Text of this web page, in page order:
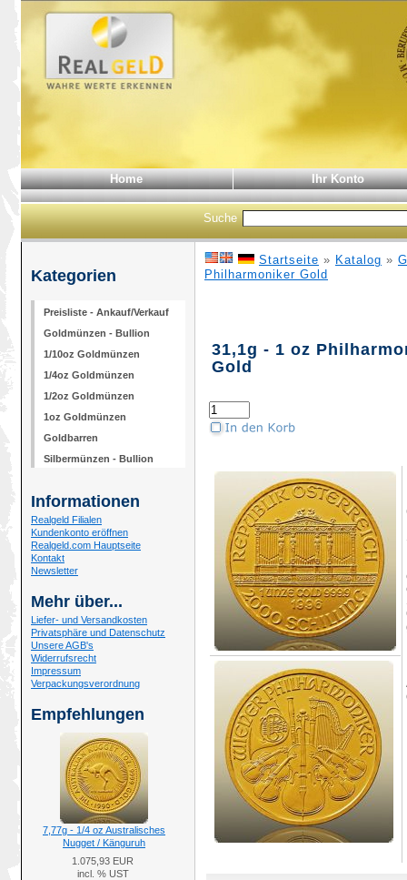
Home Ihr Konto
Suche
Kategorien
Preisliste - Ankauf/Verkauf
Goldmünzen - Bullion
1/10oz Goldmünzen
1/4oz Goldmünzen
1/2oz Goldmünzen
1oz Goldmünzen
Goldbarren
Silbermünzen - Bullion
Informationen
Realgeld Filialen
Kundenkonto eröffnen
Realgeld.com Hauptseite
Kontakt
Newsletter
Mehr über...
Liefer- und Versandkosten
Privatsphäre und Datenschutz
Unsere AGB's
Widerrufsrecht
Impressum
Verpackungsverordnung
Empfehlungen
7,77g - 1/4 oz Australisches
Nugget / Känguruh
1.075,93 EUR
incl. % UST
Startseite » Katalog »
Philharmoniker Gold
31,1g - 1 oz
Gold